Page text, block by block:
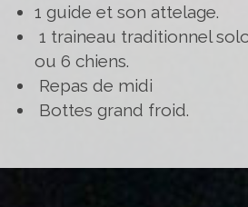
1 guide et son attelage.
1 traineau traditionnel
ou 6 chiens.
Repas de midi
Bottes grand froid.